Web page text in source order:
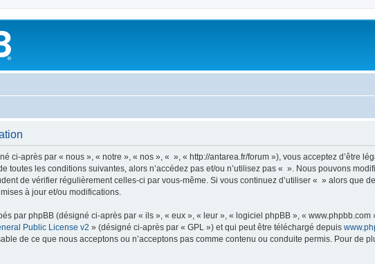
ci-après par « nous », « notre », « nos », « », « http://antarea.fr/forum »), vous acceptez d’être
toutes les conditions suivantes, alors n’accédez pas et/ou n’utilisez pas « ». Nous pouvons
de vérifier régulièrement celles-ci par vous-même. Si vous continuez d’utiliser « » alors que
à jour et/ou modifications.
par phpBB (désigné ci-après par « ils », « eux », « leur », « logiciel phpBB », «
Public License v2 » (désigné ci-après par « GPL ») et qui peut être téléchargé depuis
de ce que nous acceptons ou n’acceptons pas comme contenu ou conduite permis. Pour de